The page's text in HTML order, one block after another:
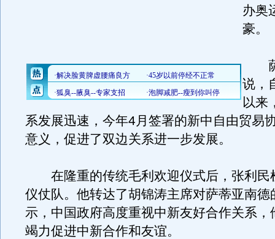
办奥
豪。
萨
说，
以来
系发展迅速，今年4月签署的新中自由贸易
意义，促进了双边关系进一步发展。
在隆重的传统毛利欢迎仪式后，张利民
仪仗队。他转达了胡锦涛主席对萨蒂亚南德
示，中国政府高度重视中新友好合作关系，
竭力促进中新合作和友谊。